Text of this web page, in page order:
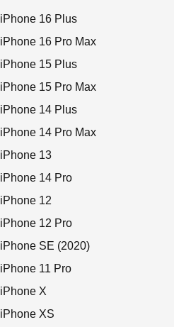
iPhone 16 Plus
iPhone 16 Pro Max
iPhone 15 Plus
iPhone 15 Pro Max
iPhone 14 Plus
iPhone 14 Pro Max
iPhone 13
iPhone 14 Pro
iPhone 12
iPhone 12 Pro
iPhone SE (2020)
iPhone 11 Pro
iPhone X
iPhone XS